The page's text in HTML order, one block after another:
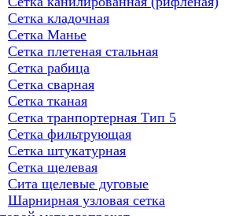
Сетка кладочная
Сетка Манье
Сетка плетеная стальная
Сетка рабица
Сетка сварная
Сетка тканая
Сетка транпортерная Тип 5
Сетка фильтрующая
Сетка штукатурная
Сетка щелевая
Сита щелевые дуговые
Шарнирная узловая сетка